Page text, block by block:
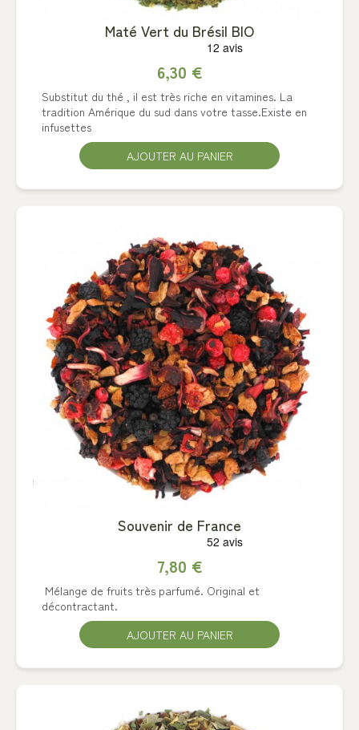
Maté Vert du Brésil BIO
6,30 €
Substitut du thé , il est très riche en vitamines. La
tradition Amérique du sud dans votre tasse.Existe en
infusettes
AJOUTER AU PANIER
Souvenir de France
7,80 €
Mélange de fruits très parfumé. Original et
décontractant.
AJOUTER AU PANIER